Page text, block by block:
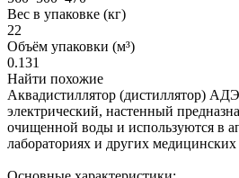
Вес в упаковке (кг)
22
Объём упаковки (м³)
0.131
Найти похожие
Аквадистиллятор (дистиллятор)
электрический, настенный
очищенной воды и используются в
лабораториях и других